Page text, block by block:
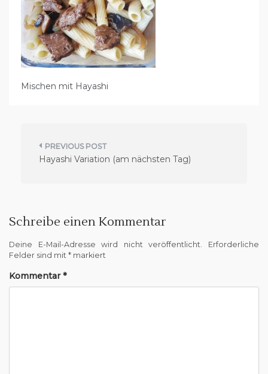
Mischen mit Hayashi
B
e
r
a
g
s
Hayashi Variation (am nächsten Tag)
Schreibe einen Kommentar
Deine E-Mail-Adresse wird nicht veröffentlicht.
Erforderliche
Felder sind mit * markiert
Kommentar*